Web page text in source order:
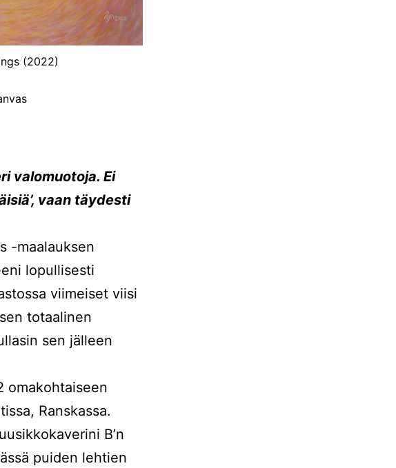
(2022)
valomuotoja. Ei
vaan täydesti
-maalauksen
lopullisesti
viimeiset viisi
totaalinen
sen jälleen
omakohtaiseen
Ranskassa.
B’n
puiden lehtien